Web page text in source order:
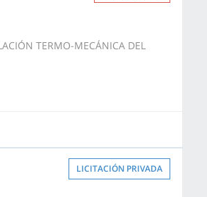
TERMO-MECÁNICA DEL
LICITACIÓN PRIVADA